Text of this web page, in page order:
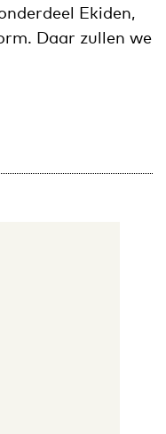
Ekiden,
Daar zullen we